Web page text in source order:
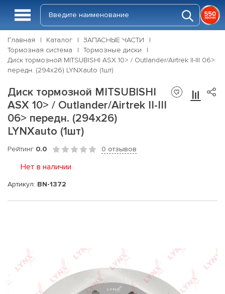
Главная Каталог
ЗАПАСНЫЕ ЧАСТИ
Тормозная система
Тормозные диски
Диск тормозной MITSUBISHI ASX 10> / Outlander/Airtrek II-III 06>
передн. (294x26) LYNXauto (1шт)
Диск тормозной MITSUBISHI
ASX 10> / Outlander/Airtrek II-III
06> передн. (294x26)
LYNXauto (1шт)
Рейтинг 0.0 0 отзывов
Нет в наличии
Артикул: BN-1372